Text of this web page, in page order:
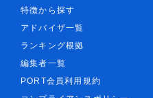
特徴から探す
アドバイザ一覧
ランキング根拠
編集者一覧
PORT会員利用規約